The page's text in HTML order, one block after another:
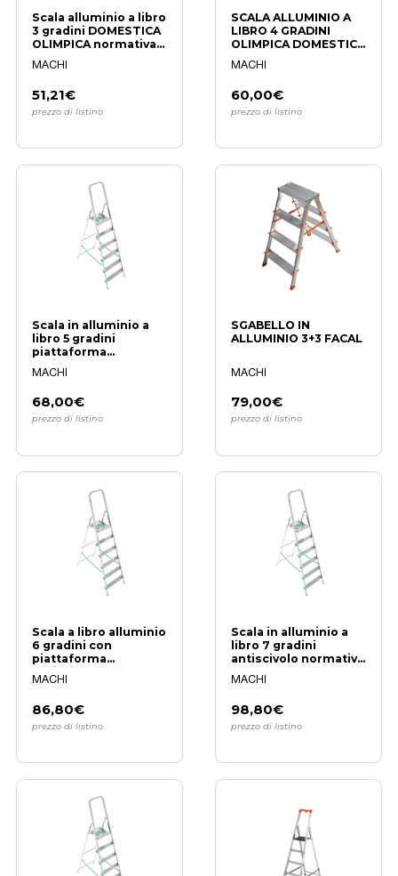
Scala alluminio a libro
3 gradini DOMESTICA
OLIMPICA normativa
EN 131
MACHI
51,21€
prezzo di listino
SCALA ALLUMINIO A
LIBRO 4 GRADINI
OLIMPICA DOMESTICA
ANTISCIVOLO
MACHI
60,00€
prezzo di listino
Scala in alluminio a
libro 5 gradini
piattaforma
antiscivolo
MACHI
68,00€
prezzo di listino
SGABELLO IN
ALLUMINIO 3+3 FACAL
MACHI
79,00€
prezzo di listino
Scala a libro alluminio
6 gradini con
piattaforma
antiscivolo
MACHI
86,80€
prezzo di listino
Scala in alluminio a
libro 7 gradini
antiscivolo normativa
EN131
MACHI
98,80€
prezzo di listino